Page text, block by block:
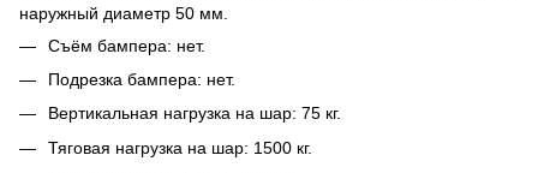
наружный диаметр 50 мм.
Съём бампера: нет.
Подрезка бампера: нет.
Вертикальная нагрузка на шар: 75 кг.
Тяговая нагрузка на шар: 1500 кг.